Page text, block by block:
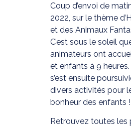
Coup d’envoi de
2022, sur le thème
et des Animaux
C’est sous le soleil
animateurs ont
et enfants à 9
s’est ensuite
divers activités pour
bonheur des enfants !
Retrouvez toutes les